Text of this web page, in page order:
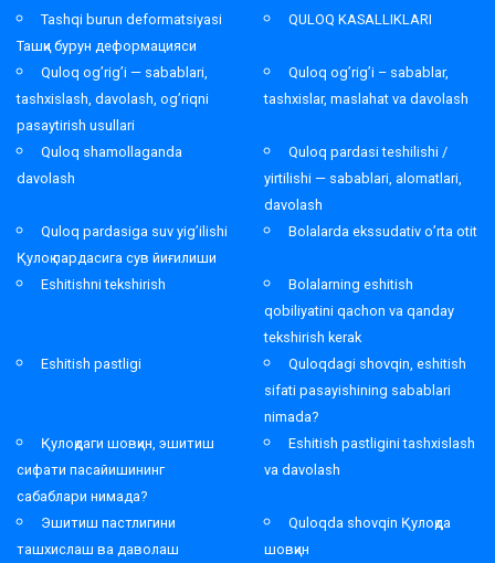
Tashqi burun deformatsiyasi
Ташқи бурун деформацияси
QULOQ KASALLIKLARI
Quloq og’rig’i — sabablari,
tashxislash, davolash, og’riqni
pasaytirish usullari
Quloq og’rig’i – sabablar,
tashxislar, maslahat va davolash
Quloq shamollaganda
davolash
Quloq pardasi teshilishi /
yirtilishi — sabablari, alomatlari,
davolash
Quloq pardasiga suv yig’ilishi
Қулоқ пардасига сув йиғилиши
Bolalarda ekssudativ o’rta otit
Eshitishni tekshirish
Bolalarning eshitish
qobiliyatini qachon va qanday
tekshirish kerak
Eshitish pastligi
Quloqdagi shovqin, eshitish
sifati pasayishining sabablari
nimada?
Қулоқдаги шовқин, эшитиш
сифати пасайишининг
сабаблари нимада?
Eshitish pastligini tashxislash
va davolash
Эшитиш пастлигини
ташхислаш ва даволаш
Quloqda shovqin Қулоқда
шовқин